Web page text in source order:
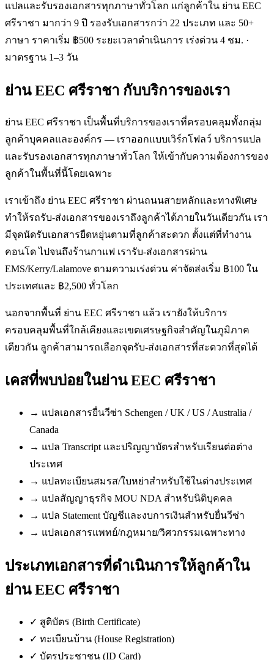
แปลและรับรองเอกสารทุกภาษาทั่วโลก แก่ลูกค้าใน ย่าน EEC
ศรีราชา มากว่า 9 ปี รองรับเอกสารกว่า 22 ประเภท และ 50+
ภาษา ราคาเริ่ม ฿500 ระยะเวลาดำเนินการ เร่งด่วน 4 ชม. ·
มาตรฐาน 1–3 วัน
ย่าน EEC ศรีราชา กับบริการของเรา
ย่าน EEC ศรีราชา เป็นพื้นที่บริการของเราที่ครอบคลุมทั้งกลุ่ม
ลูกค้าบุคคลและองค์กร — เราออกแบบเวิร์กโฟลว์ บริการแปล
และรับรองเอกสารทุกภาษาทั่วโลก ให้เข้ากับความต้องการของ
ลูกค้าในพื้นที่นี้โดยเฉพาะ
เราเข้าถึง ย่าน EEC ศรีราชา ผ่านถนนสายหลักและทางพิเศษ
ทำให้รถรับ-ส่งเอกสารของเราถึงลูกค้าได้ภายในวันเดียวกัน เรา
มีจุดนัดรับเอกสารยืดหยุ่นตามที่ลูกค้าสะดวก ตั้งแต่ที่ทำงาน
คอนโด ไปจนถึงร้านกาแฟ เรารับ-ส่งเอกสารผ่าน
EMS/Kerry/Lalamove ตามความเร่งด่วน ค่าจัดส่งเริ่ม ฿100 ใน
ประเทศและ ฿2,500 ทั่วโลก
นอกจากพื้นที่ ย่าน EEC ศรีราชา แล้ว เรายังให้บริการ
ครอบคลุมพื้นที่ใกล้เคียงและเขตเศรษฐกิจสำคัญในภูมิภาค
เดียวกัน ลูกค้าสามารถเลือกจุดรับ-ส่งเอกสารที่สะดวกที่สุดได้
เคสที่พบบ่อยในย่าน EEC ศรีราชา
→ แปลเอกสารยื่นวีซ่า Schengen / UK / US / Australia /
Canada
→ แปล Transcript และปริญญาบัตรสำหรับเรียนต่อต่าง
ประเทศ
→ แปลทะเบียนสมรส/ใบหย่าสำหรับใช้ในต่างประเทศ
→ แปลสัญญาธุรกิจ MOU NDA สำหรับนิติบุคคล
→ แปล Statement บัญชีและงบการเงินสำหรับยื่นวีซ่า
→ แปลเอกสารแพทย์/กฎหมาย/วิศวกรรมเฉพาะทาง
ประเภทเอกสารที่ดำเนินการให้ลูกค้าใน
ย่าน EEC ศรีราชา
✓ สูติบัตร (Birth Certificate)
✓ ทะเบียนบ้าน (House Registration)
✓ บัตรประชาชน (ID Card)